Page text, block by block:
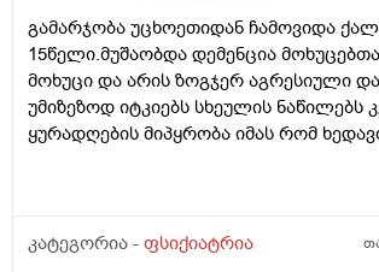
გამარჯობა უცხოეთიდან ჩამოვიდა
15წელი.მუშაობდა დემენცია
მოხუცი და არის ზოგჯერ აგრესიული
უმიზეზოდ იტკიებს სხეულის ნაწილებს
ყურადღების მიპყრობა იმას რომ
ხოლმე.წნევა ნორმაში აქვს და
საქმე.ხანდახან ემართება ხან კარგად
კატეგორია - ფსიქიატრია